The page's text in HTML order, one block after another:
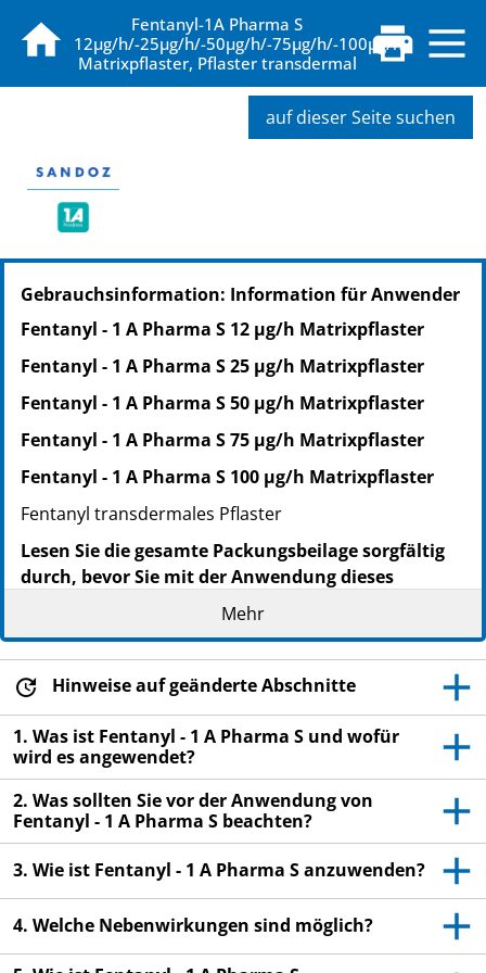
Fentanyl-1A Pharma S
12µg/h/-25µg/h/-50µg/h/-75µg/h/-100µg/h
Matrixpflaster, Pflaster transdermal
auf dieser Seite suchen
PZN: 05368696
PPN: 110536869689
NTIN: 04150053686969
PZN: 05368704
PPN: 110536870483
NTIN: 04150053687041
PZN: 05368710
PPN: 110536871049
NTIN: 04150053687102
Gebrauchsinformation: Information für Anwender
Fentanyl - 1 A Pharma S 12 µg/h Matrixpflaster
Fentanyl - 1 A Pharma S 25 µg/h Matrixpflaster
Fentanyl - 1 A Pharma S 50 µg/h Matrixpflaster
Fentanyl - 1 A Pharma S 75 µg/h Matrixpflaster
Fentanyl - 1 A Pharma S 100 µg/h Matrixpflaster
Fentanyl transdermales Pflaster
Lesen Sie die gesamte Packungsbeilage sorgfältig
durch, bevor Sie mit der Anwendung dieses
Arzneimittels beginnen, denn sie enthält wichtige
Heben Sie die Packungsbeilage auf. Vielleicht
möchten Sie diese später nochmals lesen.
Wenn Sie weitere Fragen haben, wenden Sie sich
an Ihren Arzt, Apotheker oder das medizinische
Fachpersonal.
Dieses Arzneimittel wurde Ihnen persönlich (oder
Ihrem Kind) verschrieben. Geben Sie es nicht an
Dritte weiter. Es kann anderen Menschen
schaden, auch wenn diese die gleichen
Wenn Sie Nebenwirkungen bemerken, wenden Sie
Mehr
Hinweise auf geänderte Abschnitte
1. Was ist Fentanyl - 1 A Pharma S und wofür
wird es angewendet?
2. Was sollten Sie vor der Anwendung von
Fentanyl - 1 A Pharma S beachten?
3. Wie ist Fentanyl - 1 A Pharma S anzuwenden?
4. Welche Nebenwirkungen sind möglich?